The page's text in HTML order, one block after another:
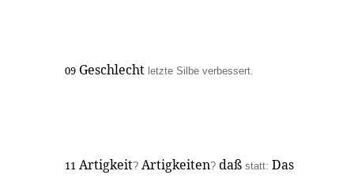
09 Geschlecht letzte Silbe verbessert.
11 Artigkeit? Artigkeiten? daß statt: Das